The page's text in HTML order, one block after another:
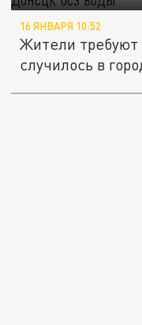
16 ЯНВАРЯ 10:52
Жители требуют
случилось в